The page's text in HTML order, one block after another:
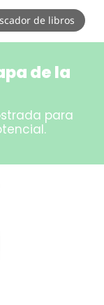
de libros
de la
para